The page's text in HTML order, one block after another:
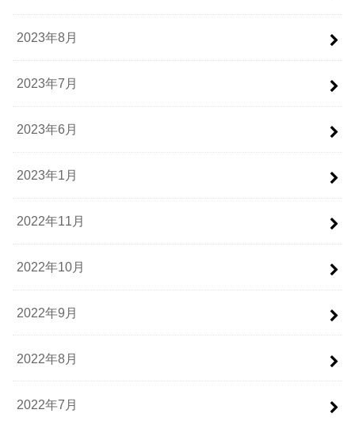
2023年8月
2023年7月
2023年6月
2023年1月
2022年11月
2022年10月
2022年9月
2022年8月
2022年7月